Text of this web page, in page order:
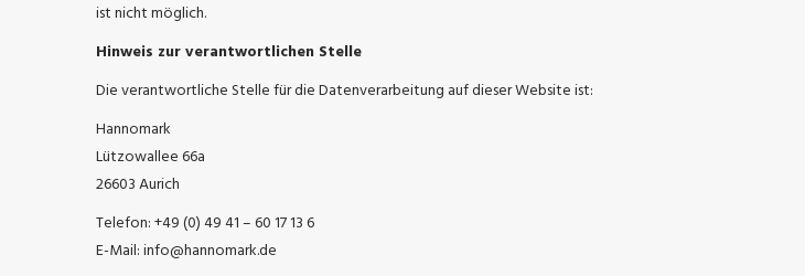
ist nicht möglich.
Hinweis zur verantwortlichen Stelle
Die verantwortliche Stelle für die Datenverarbeitung auf dieser Website ist:
Hannomark
Lützowallee 66a
26603 Aurich
Telefon: +49 (0) 49 41 – 60 17 13 6
E-Mail: info@hannomark.de